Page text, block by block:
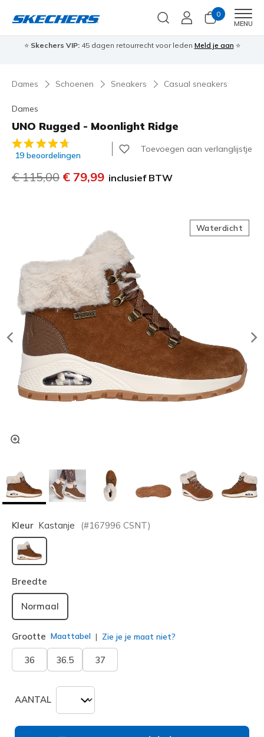
0
MENU
⭐ Skechers VIP:45 dagen retourrecht voor leden Meld je aan ⭐
Dames Schoenen Sneakers Casual sneakers
Dames
UNO Rugged - Moonlight Ridge
4,4 van de 5 klantbeoordelingen
19 beoordelingen
Toevoegen aan verlanglijstje
Prijs verlaagd van
€ 115,00 naar
€ 79,99 inclusief BTW
Waterdicht
Kleur Kastanje (#167996 CSNT)
geselecteerd
Breedte
Normaal
Grootte Maattabel Zie je je maat niet?
36 36.5 37
AANTAL